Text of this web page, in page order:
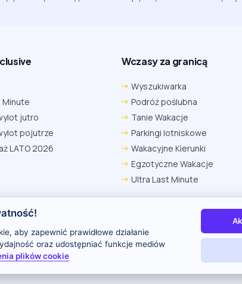
Minute
jutro
pojutrze
LATO 2026
Wczasy za granicą
Wyszukiwarka
Podróż poślubna
Tanie Wakacje
Parkingi lotniskowe
Wakacyjne Kierunki
Egzotyczne Wakacje
Ultra Last Minute
aby zapewnić prawidłowe działanie
oraz udostępniać funkcje mediów
plików cookie